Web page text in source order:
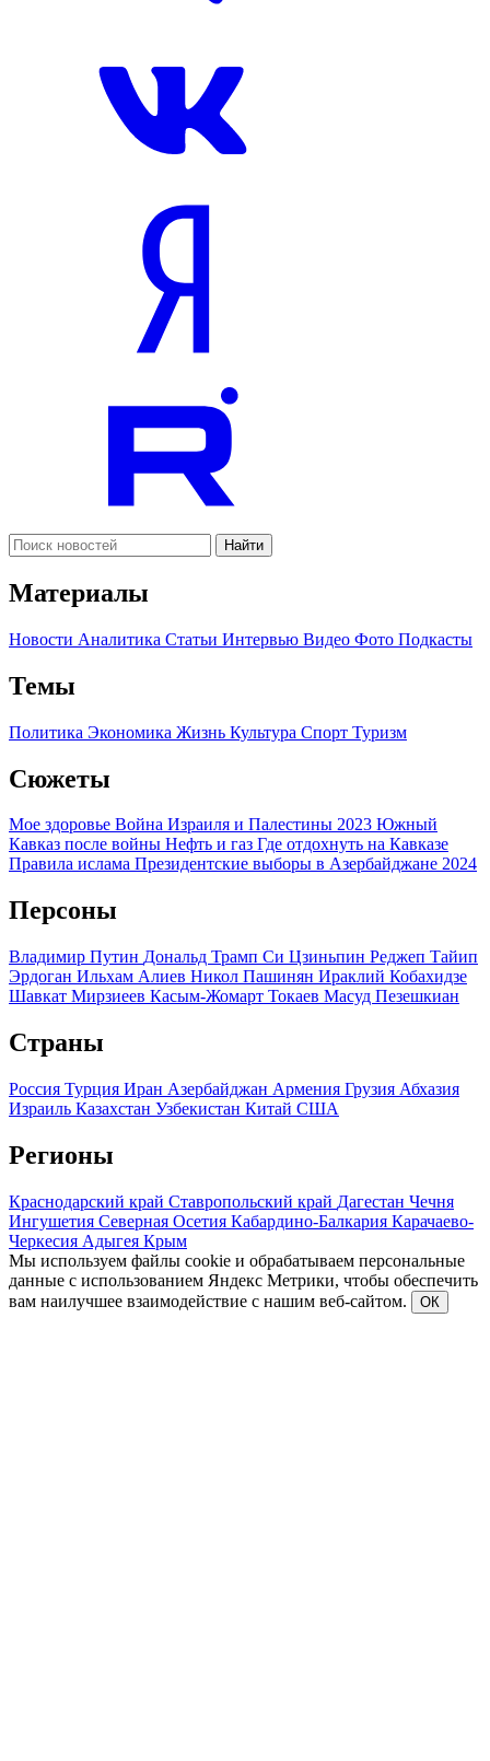
Найти
Материалы
Новости Аналитика Статьи Интервью Видео Фото Подкасты
Темы
Политика Экономика Жизнь Культура Спорт Туризм
Сюжеты
Мое здоровье Война Израиля и Палестины 2023 Южный
Кавказ после войны Нефть и газ Где отдохнуть на Кавказе
Правила ислама Президентские выборы в Азербайджане 2024
Персоны
Владимир Путин Дональд Трамп Си Цзиньпин Реджеп Тайип
Эрдоган Ильхам Алиев Никол Пашинян Ираклий Кобахидзе
Шавкат Мирзиеев Касым-Жомарт Токаев Масуд Пезешкиан
Страны
Россия Турция Иран Азербайджан Армения Грузия Абхазия
Израиль Казахстан Узбекистан Китай США
Регионы
Краснодарский край Ставропольский край Дагестан Чечня
Ингушетия Северная Осетия Кабардино-Балкария Карачаево-
Черкесия Адыгея Крым
Мы используем файлы cookie и обрабатываем персональные
данные с использованием Яндекс Метрики, чтобы обеспечить
вам наилучшее взаимодействие с нашим веб-сайтом.
ОК